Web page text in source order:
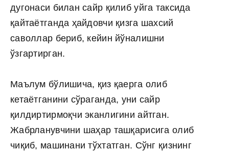
дугонаси билан сайр қилиб уйга таксида
қайтаётганда ҳайдовчи қизга шахсий
саволлар бериб, кейин йўналишни
ўзгартирган.
Маълум бўлишича, қиз қаерга олиб
кетаётганини сўраганда, уни сайр
қилдиртирмоқчи эканлигини айтган.
Жабрланувчини шаҳар ташқарисига олиб
чиқиб, машинани тўхтатган. Сўнг қизнинг